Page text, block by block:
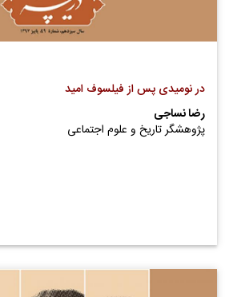
در نومیدی پس از فیلسوف امید
رضا نساجی
پژوهشگر تاریخ و علوم اجتماعی